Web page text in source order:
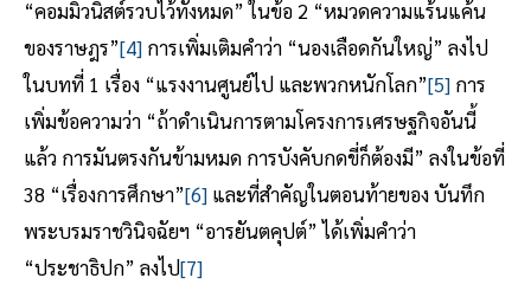
“คอมมิวนิสต์รวบไว้ทั้งหมด” ในข้อ 2 “หมวดความแร้นแค้น
ของราษฎร”[4] การเพิ่มเติมคำว่า “นองเลือดกันใหญ่” ลงไป
ในบทที่ 1 เรื่อง “แรงงานศูนย์ไป และพวกหนักโลก”[5] การ
เพิ่มข้อความว่า “ถ้าดำเนินการตามโครงการเศรษฐกิจอันนี้
แล้ว การมันตรงกันข้ามหมด การบังคับกดขี่ก็ต้องมี” ลงในข้อที่
38 “เรื่องการศึกษา”[6] และที่สำคัญในตอนท้ายของ บันทึก
พระบรมราชวินิจฉัยฯ “อารยันตคุปต์” ได้เพิ่มคำว่า
“ประชาธิปก” ลงไป[7]